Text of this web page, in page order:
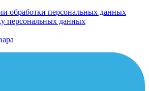
обработки персональных данных
персональных данных